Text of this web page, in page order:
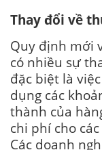
Thay đổi về
Quy định mới
có nhiều sự
đặc biệt là
dụng các
thành của
chi phí cho
Các doanh